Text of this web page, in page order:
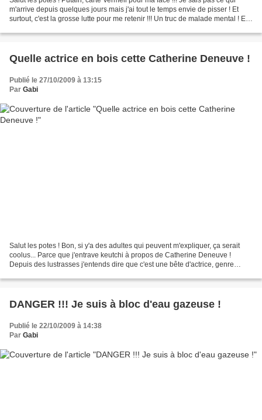
m'arrive depuis quelques jours mais j'ai tout le temps envie de pisser ! Et
surtout, c'est la grosse lutte pour me retenir !!! Un truc de malade mental ! Et
Quelle actrice en bois cette Catherine Deneuve !
Publié le 27/10/2009 à 13:15
Par Gabi
Salut les potes ! Bon, si y'a des adultes qui peuvent m'expliquer, ça serait
coolus... Parce que j'entrave keutchi à propos de Catherine Deneuve !
Depuis des lustrasses j'entends dire que c'est une bête d'actrice, genre
DANGER !!! Je suis à bloc d'eau gazeuse !
Publié le 22/10/2009 à 14:38
Par Gabi